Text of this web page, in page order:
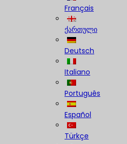
Français
ქართული
Deutsch
Italiano
Português
Español
Türkçe